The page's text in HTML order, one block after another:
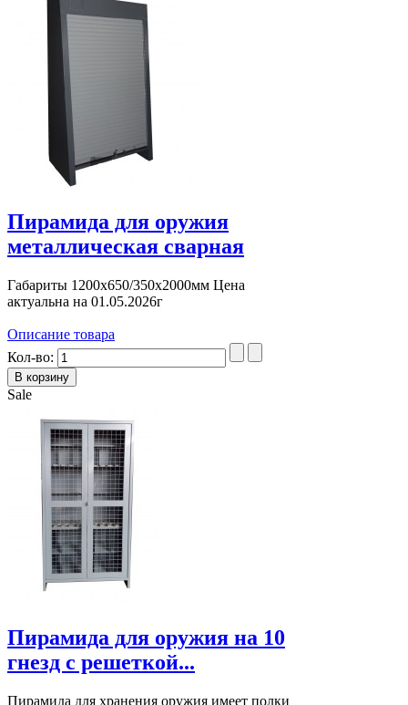
Пирамида для оружия
металлическая сварная
Габариты 1200х650/350х2000мм Цена
актуальна на 01.05.2026г
Описание товара
Кол-во:
Sale
Пирамида для оружия на 10
гнезд с решеткой...
Пирамида для хранения оружия имеет полки